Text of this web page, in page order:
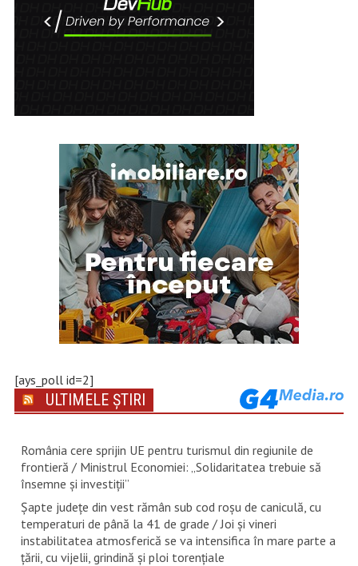
[ays_poll id=2]
ULTIMELE ȘTIRI
România cere sprijin UE pentru turismul din regiunile de
frontieră / Ministrul Economiei: „Solidaritatea trebuie să
însemne și investiții”
Șapte județe din vest rămân sub cod roșu de caniculă, cu
temperaturi de până la 41 de grade / Joi și vineri
instabilitatea atmosferică se va intensifica în mare parte a
țării, cu vijelii, grindină și ploi torențiale